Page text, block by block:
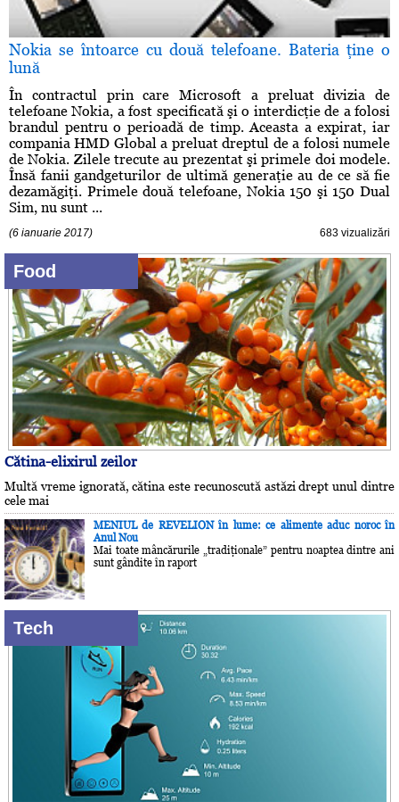
Nokia se întoarce cu două telefoane. Bateria ţine o
lună
În contractul prin care Microsoft a preluat divizia de
telefoane Nokia, a fost specificată şi o interdicţie de a folosi
brandul pentru o perioadă de timp. Aceasta a expirat, iar
compania HMD Global a preluat dreptul de a folosi numele
de Nokia. Zilele trecute au prezentat şi primele doi modele.
Însă fanii gandgeturilor de ultimă generaţie au de ce să fie
dezamăgiţi. Primele două telefoane, Nokia 150 şi 150 Dual
Sim, nu sunt ...
(6 ianuarie 2017) 683 vizualizări
Food
Cătina-elixirul zeilor
Multă vreme ignorată, cătina este recunoscută astăzi drept unul dintre
cele mai
MENIUL de REVELION în lume: ce alimente aduc noroc în
Anul Nou
Mai toate mâncărurile „tradiţionale” pentru noaptea dintre ani
sunt gândite în raport
Tech